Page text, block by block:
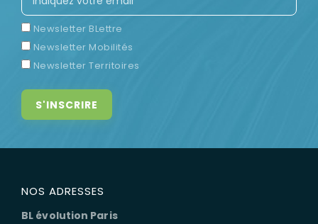
Newsletter BLettre
Newsletter Mobilités
Newsletter Territoires
NOS ADRESSES
BL évolution Paris